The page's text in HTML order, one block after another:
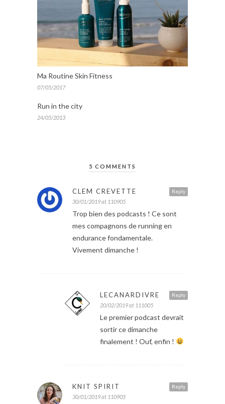
Ma Routine Skin Fitness
07/05/2017
Run in the city
24/05/2013
5 COMMENTS
Reply
CLEM CREVETTE
30/01/2019 at 110905
Trop bien des podcasts ! Ce sont
mes compagnons de running en
endurance fondamentale.
Vivement dimanche !
Reply
LECANARDIVRE
20/02/2019 at 111005
Le premier podcast devrait
sortir ce dimanche
finalement ! Ouf, enfin !
Reply
KNIT SPIRIT
30/01/2019 at 110905